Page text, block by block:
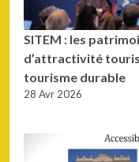
SITEM : les
d’attractivité
tourisme durable
28 Avr 2026